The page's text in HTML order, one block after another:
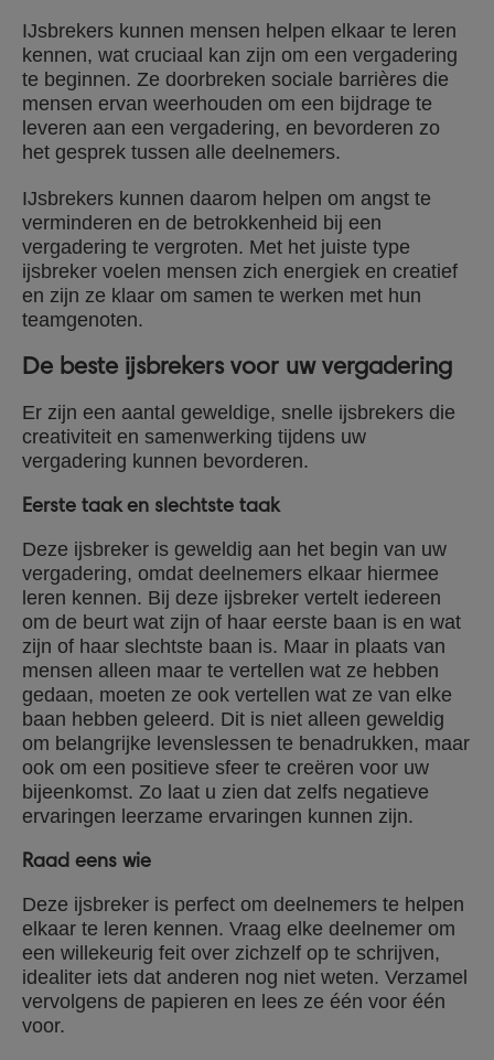
IJsbrekers kunnen mensen helpen elkaar te leren
kennen, wat cruciaal kan zijn om een vergadering
te beginnen. Ze doorbreken sociale barrières die
mensen ervan weerhouden om een bijdrage te
leveren aan een vergadering, en bevorderen zo
het gesprek tussen alle deelnemers.
IJsbrekers kunnen daarom helpen om angst te
verminderen en de betrokkenheid bij een
vergadering te vergroten. Met het juiste type
ijsbreker voelen mensen zich energiek en creatief
en zijn ze klaar om samen te werken met hun
teamgenoten.
De beste ijsbrekers voor uw vergadering
Er zijn een aantal geweldige, snelle ijsbrekers die
creativiteit en samenwerking tijdens uw
vergadering kunnen bevorderen.
Eerste taak en slechtste taak
Deze ijsbreker is geweldig aan het begin van uw
vergadering, omdat deelnemers elkaar hiermee
leren kennen. Bij deze ijsbreker vertelt iedereen
om de beurt wat zijn of haar eerste baan is en wat
zijn of haar slechtste baan is. Maar in plaats van
mensen alleen maar te vertellen wat ze hebben
gedaan, moeten ze ook vertellen wat ze van elke
baan hebben geleerd. Dit is niet alleen geweldig
om belangrijke levenslessen te benadrukken, maar
ook om een positieve sfeer te creëren voor uw
bijeenkomst. Zo laat u zien dat zelfs negatieve
ervaringen leerzame ervaringen kunnen zijn.
Raad eens wie
Deze ijsbreker is perfect om deelnemers te helpen
elkaar te leren kennen. Vraag elke deelnemer om
een willekeurig feit over zichzelf op te schrijven,
idealiter iets dat anderen nog niet weten. Verzamel
vervolgens de papieren en lees ze één voor één
voor.